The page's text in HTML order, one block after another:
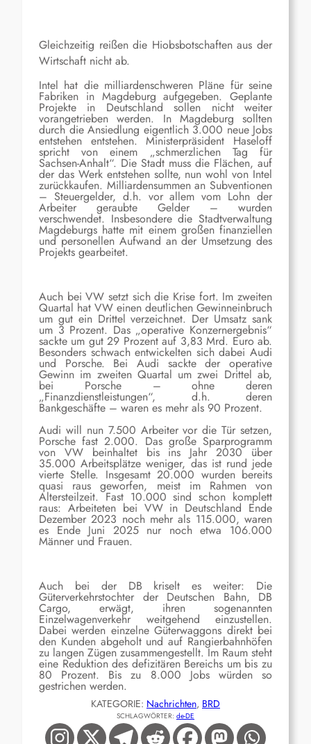
Gleichzeitig reißen die Hiobsbotschaften aus der
Wirtschaft nicht ab.
Intel hat die milliardenschweren Pläne für seine
Fabriken in Magdeburg aufgegeben. Geplante
Projekte in Deutschland sollen nicht weiter
vorangetrieben werden. In Magdeburg sollten
durch die Ansiedlung eigentlich 3.000 neue Jobs
entstehen entstehen. Ministerpräsident Haseloff
spricht von einem „schmerzlichen Tag für
Sachsen-Anhalt“. Die Stadt muss die Flächen, auf
der das Werk entstehen sollte, nun wohl von Intel
zurückkaufen. Milliardensummen an Subventionen
– Steuergelder, d.h. vor allem vom Lohn der
Arbeiter geraubte Gelder – wurden
verschwendet. Insbesondere die Stadtverwaltung
Magdeburgs hatte mit einem großen finanziellen
und personellen Aufwand an der Umsetzung des
Projekts gearbeitet.
Auch bei VW setzt sich die Krise fort. Im zweiten
Quartal hat VW einen deutlichen Gewinneinbruch
um gut ein Drittel verzeichnet. Der Umsatz sank
um 3 Prozent. Das „operative Konzernergebnis“
sackte um gut 29 Prozent auf 3,83 Mrd. Euro ab.
Besonders schwachentwickelten sich dabei Audi
und Porsche. Bei Audi sackte der operative
Gewinn im zweiten Quartal um zwei Drittel ab,
bei Porsche – ohne deren
„Finanzdienstleistungen“, d.h. deren
Bankgeschäfte – waren es mehr als 90 Prozent.
Audi will nun 7.500 Arbeiter vor die Tür setzen,
Porschefast 2.000. Das große Sparprogramm
von VW beinhaltetbis ins Jahr 2030 über
35.000 Arbeitsplätzeweniger,das istrund jede
vierte Stelle. Insgesamt 20.000 wurden bereits
quasi raus geworfen, meist im Rahmen von
Altersteilzeit.Fast 10.000 sind schon komplett
raus: Arbeiteten bei VW in Deutschland Ende
Dezember 2023 noch mehr als 115.000,waren
es Ende Juni 2025 nur noch etwa 106.000
Männer und Frauen.
Auch bei der DB kriselt es weiter: Die
Güterverkehrstochter der Deutschen Bahn, DB
Cargo, erwägt, ihren sogenannten
Einzelwagenverkehr weitgehend einzustellen.
Dabei werden einzelne Güterwaggons direkt bei
den Kunden abgeholt und auf Rangierbahnhöfen
zu langen Zügen zusammengestellt. Im Raum steht
eine Reduktion des defizitären Bereichs um bis zu
80 Prozent. Bis zu 8.000 Jobs würden so
gestrichen werden.
KATEGORIE: Nachrichten, BRD
SCHLAGWÖRTER: de-DE